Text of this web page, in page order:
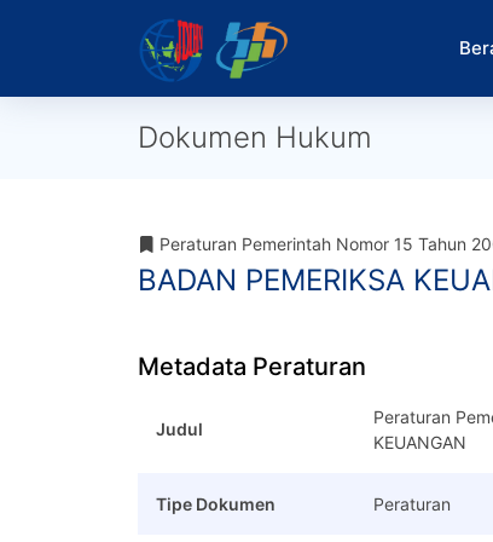
Dokumen Hukum
Peraturan Pemerintah Nomor 15 Tahun
BADAN PEMERIKSA
Metadata Peraturan
Judul
Peraturan
KEUANGAN
Tipe Dokumen Peraturan